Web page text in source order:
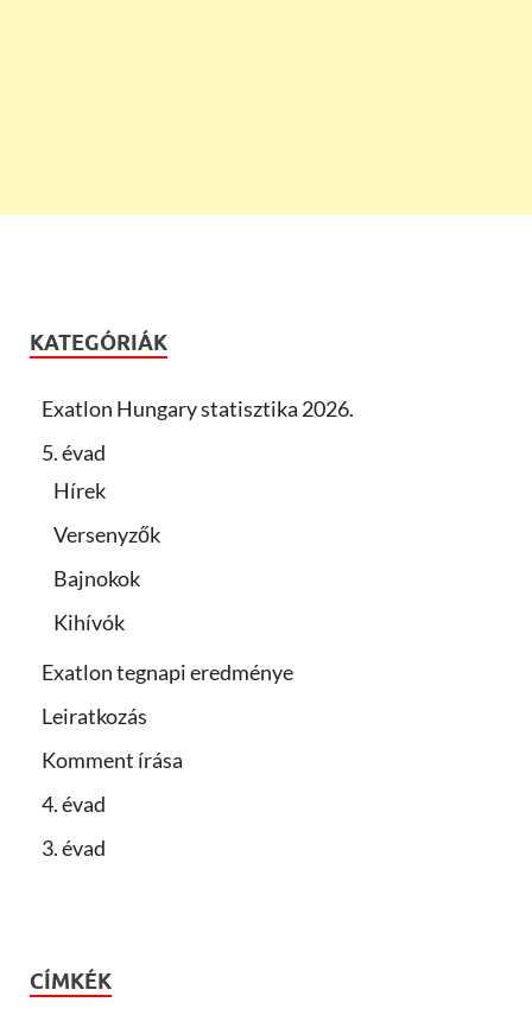
KATEGÓRIÁK
Exatlon Hungary statisztika 2026.
5. évad
Hírek
Versenyzők
Bajnokok
Kihívók
Exatlon tegnapi eredménye
Leiratkozás
Komment írása
4. évad
3. évad
CÍMKÉK